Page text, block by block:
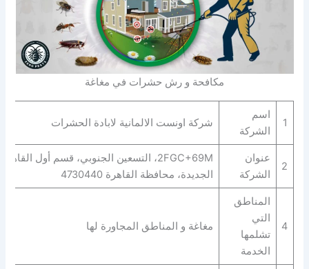
مكافحة و رش حشرات في مغاغة
1
اسم
الشركة
شركة اونست الالمانية لابادة الحشرات
2
عنوان
الشركة
2FGC+69M، التسعين الجنوبي، قسم أول القاهرة
الجديدة، محافظة القاهرة‬ 4730440
4
المناطق
التي
تشلمها
الخدمة
مغاغة و المناطق المجاورة لها